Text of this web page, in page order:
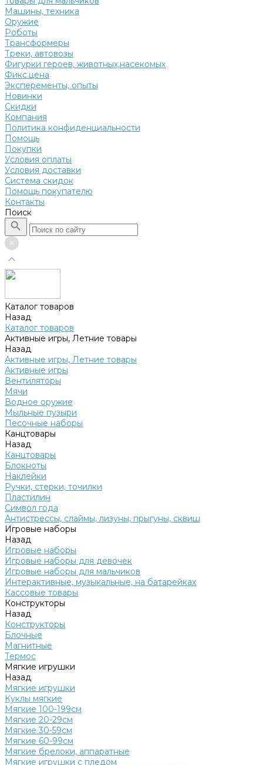
Машины, техника
Оружие
Роботы
Трансформеры
Треки, автовозы
Фигурки героев, животных,насекомых
Фикс.цена
Эксперементы, опыты
Новинки
Скидки
Компания
Политика конфиденциальности
Помощь
Покупки
Условия оплаты
Условия доставки
Система скидок
Помощь покупателю
Контакты
Поиск
Каталог товаров
Назад
Каталог товаров
Активные игры, Летние товары
Назад
Активные игры, Летние товары
Активные игры
Вентиляторы
Мячи
Водное оружие
Мыльные пузыри
Песочные наборы
Канцтовары
Назад
Канцтовары
Блокноты
Наклейки
Ручки, стерки, точилки
Пластилин
Символ года
Антистрессы, слаймы, лизуны, прыгуны, сквиш
Игровые наборы
Назад
Игровые наборы
Игровые наборы для девочек
Игровые наборы для мальчиков
Интерактивные, музыкальные, на батарейках
Кассовые товары
Конструкторы
Назад
Конструкторы
Блочные
Магнитные
Термос
Мягкие игрушки
Назад
Мягкие игрушки
Куклы мягкие
Мягкие 100-199см
Мягкие 20-29см
Мягкие 30-59см
Мягкие 60-99см
Мягкие брелоки, аппаратные
Мягкие игрушки с пледом